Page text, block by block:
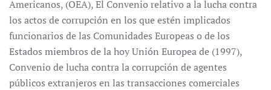
Americanos, (OEA), El Convenio relativo a la lucha contra
los actos de corrupción en los que estén implicados
funcionarios de las Comunidades Europeas o de los
Estados miembros de la hoy Unión Europea de (1997),
Convenio de lucha contra la corrupción de agentes
públicos extranjeros en las transacciones comerciales